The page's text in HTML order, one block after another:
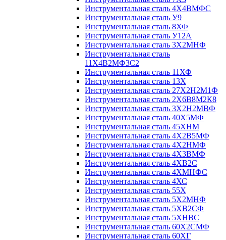
Инструментальная сталь 4Х4ВМФС
Инструментальная сталь У9
Инструментальная сталь 8ХФ
Инструментальная сталь У12А
Инструментальная сталь 3Х2МНФ
Инструментальная сталь
11Х4В2МФ3С2
Инструментальная сталь 11ХФ
Инструментальная сталь 13Х
Инструментальная сталь 27Х2Н2М1Ф
Инструментальная сталь 2Х6В8М2К8
Инструментальная сталь 3Х2Н2МВФ
Инструментальная сталь 40Х5МФ
Инструментальная сталь 45ХНМ
Инструментальная сталь 4Х2В5МФ
Инструментальная сталь 4Х2НМФ
Инструментальная сталь 4Х3ВМФ
Инструментальная сталь 4ХВ2С
Инструментальная сталь 4ХМНФС
Инструментальная сталь 4ХС
Инструментальная сталь 55Х
Инструментальная сталь 5Х2МНФ
Инструментальная сталь 5ХВ2СФ
Инструментальная сталь 5ХНВС
Инструментальная сталь 60Х2СМФ
Инструментальная сталь 60ХГ